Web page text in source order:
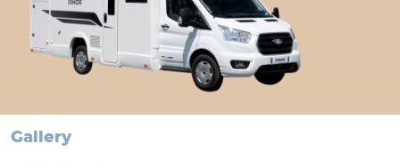
Gallery